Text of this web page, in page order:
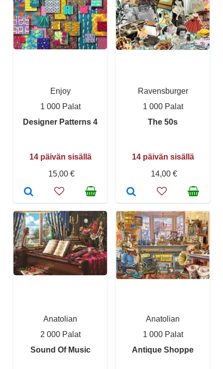
Enjoy
1 000 Palat
Designer Patterns 4
14 päivän sisällä
15,00 €
Ravensburger
1 000 Palat
The 50s
14 päivän sisällä
14,00 €
Anatolian
2 000 Palat
Sound Of Music
Anatolian
1 000 Palat
Antique Shoppe